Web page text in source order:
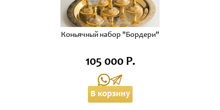
Коньячный набор "Бордери"
105 000 Р.
В корзину